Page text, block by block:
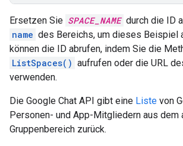
Ersetzen Sie SPACE_NAME durch die ID
name des Bereichs, um dieses Beispiel
können die ID abrufen, indem Sie die
ListSpaces() aufrufen oder die URL
verwenden.
Die Google Chat API gibt eine Liste von
Personen- und App-Mitgliedern aus dem
Gruppenbereich zurück.